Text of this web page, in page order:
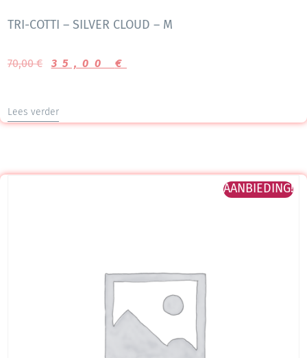
TRI-COTTI – SILVER CLOUD – M
70,00€ 35,00 €
Lees verder
AANBIEDING!